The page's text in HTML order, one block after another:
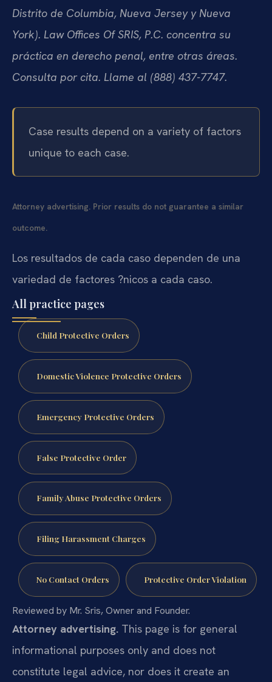
Distrito de Columbia, Nueva Jersey y Nueva
York). Law Offices Of SRIS, P.C. concentra su
práctica en derecho penal, entre otras áreas.
Consulta por cita. Llame al (888) 437-7747.
Case results depend on a variety of factors
unique to each case.
Attorney advertising. Prior results do not guarantee a similar
outcome.
Los resultados de cada caso dependen de una
variedad de factores ?nicos a cada caso.
All practice pages
Child Protective Orders
Domestic Violence Protective Orders
Emergency Protective Orders
False Protective Order
Family Abuse Protective Orders
Filing Harassment Charges
No Contact Orders Protective Order Violation
Reviewed by Mr. Sris, Owner and Founder.
Attorney advertising. This page is for general
informational purposes only and does not
constitute legal advice, nor does it create an